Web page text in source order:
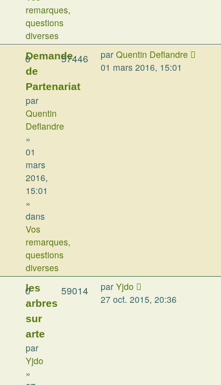
remarques,
questions
diverses
Demande
de
Partenariat
par
Quentin
Deflandre
»
01
mars
2016,
15:01
»
dans
Vos
remarques,
questions
diverses
0 57446 par Quentin Deflandre
01 mars 2016, 15:01
les
arbres
sur
arte
par
Yjdo
»
0 59014 par Yjdo
27 oct. 2015, 20:36